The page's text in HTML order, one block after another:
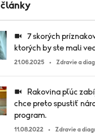
ktorých by ste mali
21.06.2025 Zdravie a
chce preto spustiť
program.
11.08.2022 Zdravie a